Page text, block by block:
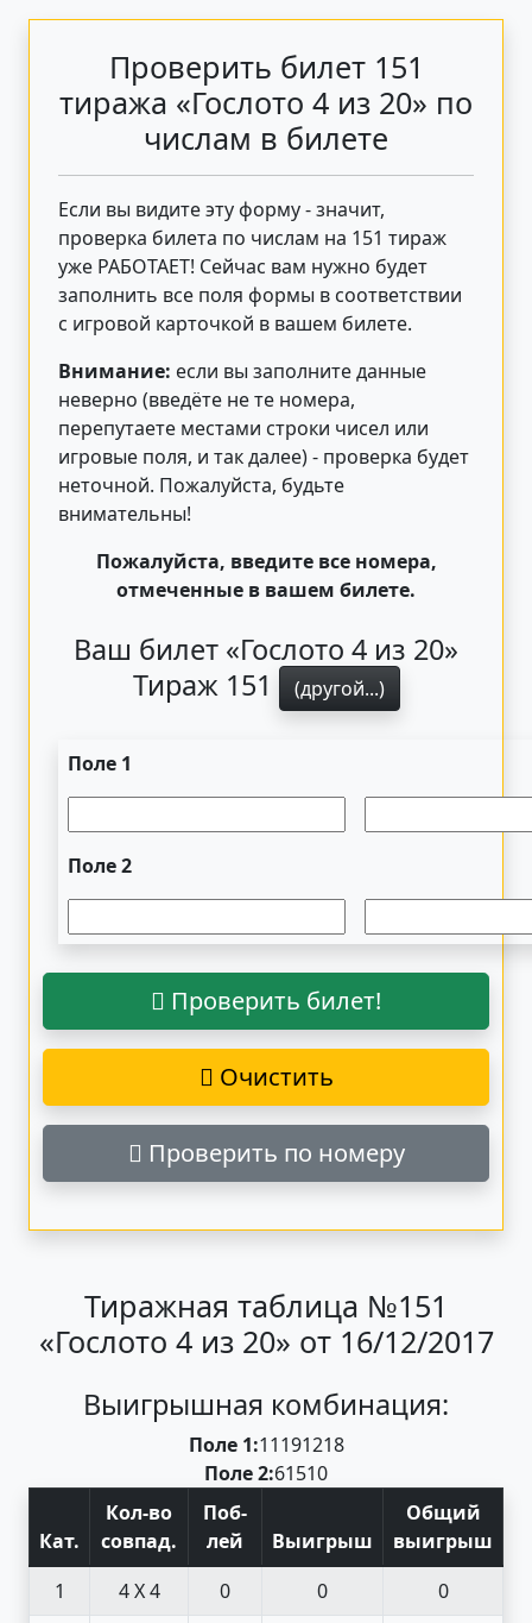
Проверить билет 151
тиража «Гослото 4 из 20» по
числам в билете
Если вы видите эту форму - значит,
проверка билета по числам на 151 тираж
уже РАБОТАЕТ! Сейчас вам нужно будет
заполнить все поля формы в соответствии
с игровой карточкой в вашем билете.
Внимание: если вы заполните данные
неверно (введёте не те номера,
перепутаете местами строки чисел или
игровые поля, и так далее) - проверка будет
неточной. Пожалуйста, будьте
внимательны!
Пожалуйста, введите все номера,
отмеченные в вашем билете.
Ваш билет «Гослото 4 из 20»
Тираж 151
(другой...)
Поле 1
Поле 2
Проверить билет!
Очистить
Проверить по номеру
Тиражная таблица №151
«Гослото 4 из 20» от 16/12/2017
Выигрышная комбинация:
Поле 1:11191218
Поле 2:61510
Кат.
Кол-во
совпад.
Поб-
лей
Выигрыш
Общий
выигрыш
1
4 X 4 0 0 0